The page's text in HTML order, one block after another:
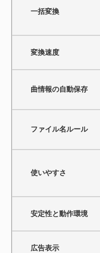
一括変換
変換速度
曲情報の自動保存
ファイル名ルール
使いやすさ
安定性と動作環境
広告表示